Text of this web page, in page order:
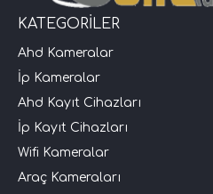
KATEGORİLER
Ahd Kameralar
İp Kameralar
Ahd Kayıt Cihazları
İp Kayıt Cihazları
Wifi Kameralar
Araç Kameraları